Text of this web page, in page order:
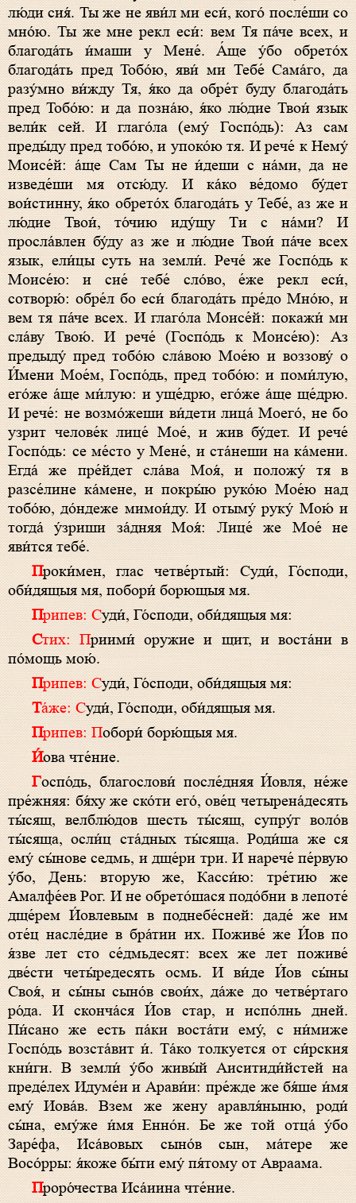
лю́ди сия́. Ты же не яви́л ми еси́, кого́ после́ши со
мно́ю. Ты же мне рекл еси́: вем Тя па́че всех, и
благода́ть и́маши у Мене́. А́ще у́бо обрето́х
благода́ть пред Тобо́ю, яви́ ми Тебе́ Сама́го, да
разу́мно ви́жду Тя, я́ко да обре́т буду благода́ть
пред Тобо́ю: и да позна́ю, я́ко лю́дие Твои́ язык
вели́к сей. И глаго́ла (ему́ Госпо́дь): Аз сам
преды́ду пред тобо́ю, и упоко́ю тя. И рече́ к Нему́
Моисе́й: а́ще Сам Ты не и́деши с на́ми, да не
изведе́ши мя отсю́ду. И ка́ко ве́домо бу́дет
вои́стинну, я́ко обрето́х благода́ть уТебе́, аз же и
лю́дие Твои́, то́чию иду́щу Ти с на́ми? И
просла́влен бу́ду аз же и лю́дие Твои́ па́че всех
язык, ели́цы суть на земли́. Рече́ же Госпо́дь к
Моисе́ю: и сие́ тебе́ сло́во, е́же рекл еси́,
сотворю́: обре́л бо еси́ благода́ть пре́до Мно́ю, и
вем тя па́че всех. И глаго́ла Моисе́й: покажи́ ми
сла́ву Твою́. И рече́ (Госпо́дь к Моисе́ю): Аз
предыду́ пред тобо́ю сла́вою Мое́ю и воззову́ о
И́мени Мое́м, Госпо́дь, пред тобо́ю: и поми́лую,
его́же а́ще ми́лую: и уще́дрю, его́же а́ще ще́дрю.
И рече́: не возмо́жеши ви́дети лица́ Моего́, не бо
узрит челове́к лице́ Мое́, и жив бу́дет. И рече́
Госпо́дь: се ме́сто у Мене́, и ста́неши на ка́мени.
Егда́ же пре́йдет сла́ва Моя́, и положу́ тя в
разсе́лине ка́мене, и покры́ю руко́ю Мое́ю над
тобо́ю, до́ндеже мимои́ду. И отыму́ руку́ Мою́ и
тогда́ у́зриши за́дняя Моя́: Лице́ же Мое́ не
яви́тся тебе́.
Проки́мен, глас четве́ртый: Суди́, Го́споди,
оби́дящыя мя, побори́ борющыя мя.
Припев: Суди́, Го́споди, оби́дящыя мя:
Стих: Приими́ оружие и щит, и воста́ни в
по́мощь мою́.
Припев: Суди́, Го́споди, оби́дящыя мя:
Та́же: Суди́, Го́споди, оби́дящыя мя.
Припев: Побори́ борю́щыя мя.
И́ова чте́ние.
Госпо́дь, благослови́ после́дняя И́овля, не́же
пре́жняя: бя́ху же ско́ти его́, ове́ц четырена́десять
ты́сящ, велблю́дов шесть ты́сящ, супру́г воло́в
ты́сяща, осли́ц ста́дных ты́сяща. Роди́ша же ся
ему́ сы́нове седмь, и дще́ри три. И нарече́ пе́рвую
у́бо, День: вторую же, Касси́ю: тре́тию же
Амалфе́ев Рог. И не обрето́шася подо́бни в лепоте́
дще́рем И́овлевым в поднебе́сней: даде́ же им
оте́ц насле́дие в бра́тии их. Поживе́ же И́ов по
я́зве лет сто се́дмьдесят: всех же лет поживе́
две́сти четы́редесять осмь. И ви́де И́ов сы́ны
Своя́, и сы́ны сыно́в свои́х, да́же до четве́ртаго
ро́да. И сконча́ся И́ов стар, и испо́лнь дней.
Пи́сано же есть па́ки воста́ти ему́, с ни́миже
Госпо́дь возста́вит и́. Та́ко толкуется от си́рския
кни́ги. В земли́ у́бо живы́й Аиситиди́йстей на
преде́лех Идуме́и и Арави́и: пре́жде же бя́ше и́мя
ему́ Иова́в. Взем же жену аравля́ныню, роди́
сы́на, ему́же и́мя Енно́н. Бе же той отца́ у́бо
Заре́фа, Иса́вовых сыно́в сын, ма́тере же
Восо́рры: я́коже бы́ти ему́ пя́тому от Авраама.
Проро́чества Иса́иина чте́ние.